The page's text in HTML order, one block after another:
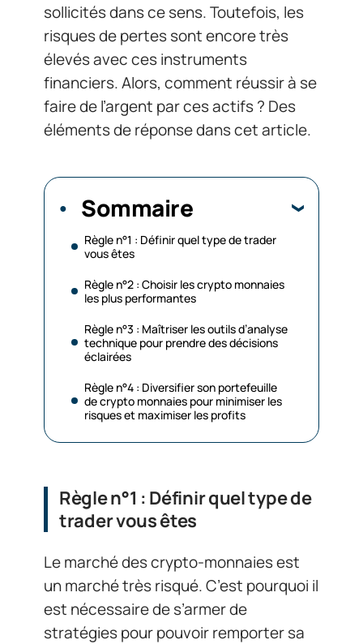
sollicités dans ce sens. Toutefois, les
risques de pertes sont encore très
élevés avec ces instruments
financiers. Alors, comment réussir à se
faire de l’argent par ces actifs ? Des
éléments de réponse dans cet article.
Sommaire
Règle n°1 : Définir quel type de trader
vous êtes
Règle n°2 : Choisir les crypto monnaies
les plus performantes
Règle n°3 : Maîtriser les outils d’analyse
technique pour prendre des décisions
éclairées
Règle n°4 : Diversifier son portefeuille
de crypto monnaies pour minimiser les
risques et maximiser les profits
Règle n°1 : Définir quel type de
trader vous êtes
Le marché des crypto-monnaies est
un marché très risqué. C’est pourquoi il
est nécessaire de s’armer de
stratégies pour pouvoir remporter sa